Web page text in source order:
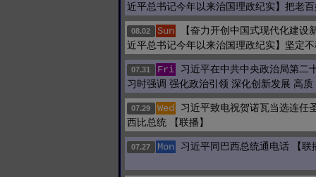
近平总书记今年以来治国理政纪实】把老
08.02 Sun
【奋力开创中国式现代化建
近平总书记今年以来治国理政纪实】坚定
07.31 Fri
习近平在中共中央政治局第二
习时强调 强化政治引领 深化创新发展 高质
07.29 Wed
习近平致电祝贺诺瓦当选连任
西比总统 【联播】
07.27 Mon 习近平同巴西总统通电话 【联